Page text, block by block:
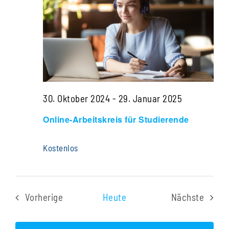
Online-Arbeitskreis für Studierende
30. Oktober 2024 - 29. Januar 2025
Kostenlos
Vorherige
Heute
Nächste